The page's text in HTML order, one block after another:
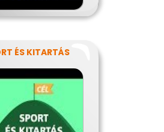
ÉS KITARTÁS